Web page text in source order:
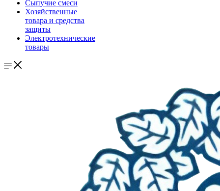
Сыпучие смеси
Хозяйственные
товара и средства
защиты
Электротехнические
товары